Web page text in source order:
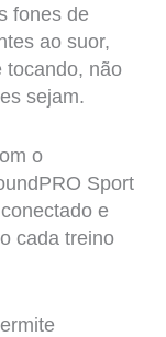
fones de
ao suor,
tocando, não
sejam.
o
Sport
e
cada treino